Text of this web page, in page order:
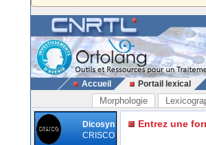
Accueil Portail lexical
Morphologie
Dicosyn
CRISCO
Entrez une